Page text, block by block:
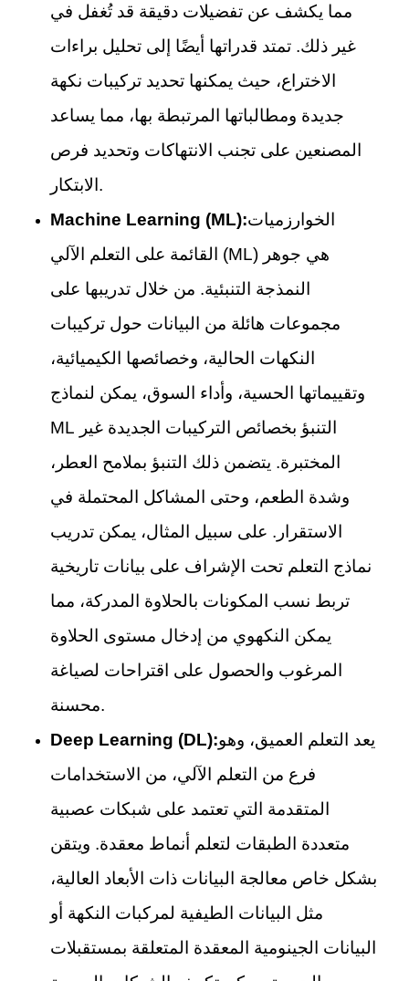
مما يكشف عن تفضيلات دقيقة قد تُغفل في
غير ذلك. تمتد قدراتها أيضًا إلى تحليل براءات
الاختراع، حيث يمكنها تحديد تركيبات نكهة
جديدة ومطالباتها المرتبطة بها، مما يساعد
المصنعين على تجنب الانتهاكات وتحديد فرص
الابتكار.
Machine Learning (ML):الخوارزميات
القائمة على التعلم الآلي (ML) هي جوهر
النمذجة التنبئية. من خلال تدريبها على
مجموعات هائلة من البيانات حول تركيبات
النكهات الحالية، وخصائصها الكيميائية،
وتقييماتها الحسية، وأداء السوق، يمكن لنماذج
ML التنبؤ بخصائص التركيبات الجديدة غير
المختبرة. يتضمن ذلك التنبؤ بملامح العطر،
وشدة الطعم، وحتى المشاكل المحتملة في
الاستقرار. على سبيل المثال، يمكن تدريب
نماذج التعلم تحت الإشراف على بيانات تاريخية
تربط نسب المكونات بالحلاوة المدركة، مما
يمكن النكهوي من إدخال مستوى الحلاوة
المرغوب والحصول على اقتراحات لصياغة
محسنة.
Deep Learning (DL):يعد التعلم العميق، وهو
فرع من التعلم الآلي، من الاستخدامات
المتقدمة التي تعتمد على شبكات عصبية
متعددة الطبقات لتعلم أنماط معقدة. ويتقن
بشكل خاص معالجة البيانات ذات الأبعاد العالية،
مثل البيانات الطيفية لمركبات النكهة أو
البيانات الجينومية المعقدة المتعلقة بمستقبلات